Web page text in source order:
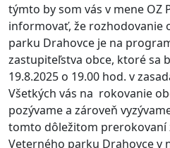
týmto by som vás v mene OZ
informovať, že rozhodovanie
parku Drahovce je na
zastupiteľstva obce, ktoré sa
19.8.2025 o 19.00 hod. v
Všetkých vás na rokovanie
pozývame a zároveň
tomto dôležitom prerokovaní
Veterného parku Drahovce v